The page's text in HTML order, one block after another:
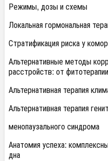
Режимы, дозы и схемы
Локальная гормональная
Стратификация риска у
Альтернативные методы
расстройств: от
Альтернативная терапия
Альтернативная терапия
менопаузального синдрома
Анатомия успеха:
дна